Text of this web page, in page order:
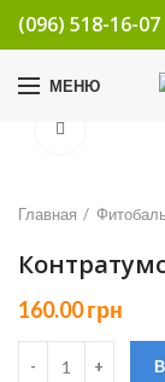
(096) 518-16-07
МЕНЮ
Главная
160.00грн